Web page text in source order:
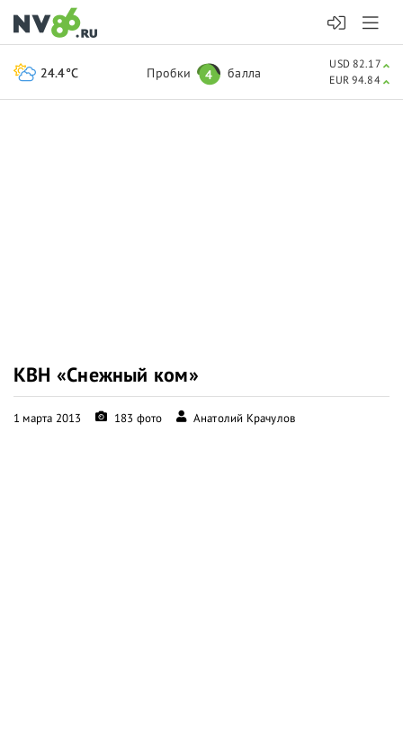
КВН «Снежный ком»
1 марта 2013 183 фото Анатолий Крачулов
24.4°C Пробки 4 балла
USD 82.17
EUR 94.84